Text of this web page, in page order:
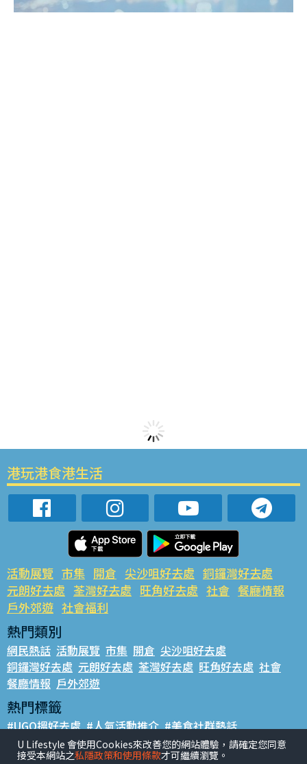
港玩港食港生活
活動展覽 市集 開倉 尖沙咀好去處 銅鑼灣好去處
元朗好去處 荃灣好去處 旺角好去處 社會 餐廳情報
戶外郊遊 社會福利
熱門類別
網民熱話 活動展覽 市集 開倉 尖沙咀好去處
銅鑼灣好去處 元朗好去處 荃灣好去處 旺角好去處 社會
餐廳情報 戶外郊遊
熱門標籤
#UGO搵好去處 #人氣活動推介 #美食社群熱話
#親子玩樂好去處 #ULifestyle應用程式 #限時搶
#UJetso禮物放送 #ULifestyle商戶中心 #著數
U Lifestyle 會使用Cookies來改善您的網站體驗，請確定您同意
接受本網站之私隱政策和使用條款才可繼續瀏覽。